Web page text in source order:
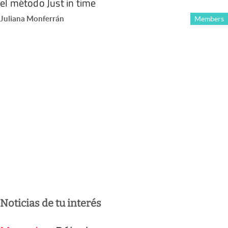
Juliana Monferrán Members
Noticias de tu interés